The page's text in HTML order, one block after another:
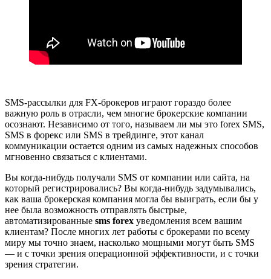
SMS-рассылки для FX-брокеров играют гораздо более
важную роль в отрасли, чем многие брокерские компании
осознают. Независимо от того, называем ли мы это forex SMS,
SMS в форекс или SMS в трейдинге, этот канал
коммуникации остается одним из самых надежных способов
мгновенно связаться с клиентами.
Вы когда-нибудь получали SMS от компании или сайта, на
который регистрировались? Вы когда-нибудь задумывались,
как ваша брокерская компания могла бы выиграть, если бы у
нее была возможность отправлять быстрые,
автоматизированные sms forex уведомления всем вашим
клиентам? После многих лет работы с брокерами по всему
миру мы точно знаем, насколько мощными могут быть SMS
— и с точки зрения операционной эффективности, и с точки
зрения стратегии.